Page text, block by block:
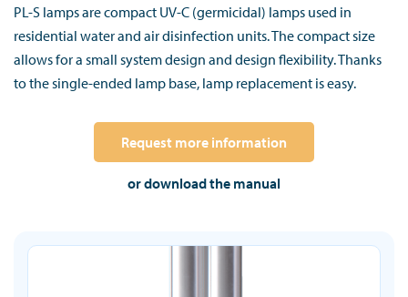
PL-S lamps are compact UV-C (germicidal) lamps used in
residential water and air disinfection units. The compact size
allows for a small system design and design flexibility. Thanks
to the single-ended lamp base, lamp replacement is easy.
Request more information
or download the manual